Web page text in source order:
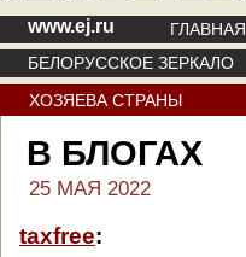
www.ej.ru ГЛАВНАЯ
БЕЛОРУССКОЕ ЗЕРКАЛО
ХОЗЯЕВА СТРАНЫ
В БЛОГАХ
25 МАЯ 2022
taxfree: